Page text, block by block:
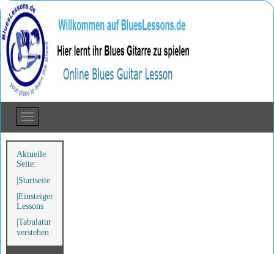
Aktuelle
Seite:
Startseite
Einsteiger
Lessons
Tabulatur
verstehen